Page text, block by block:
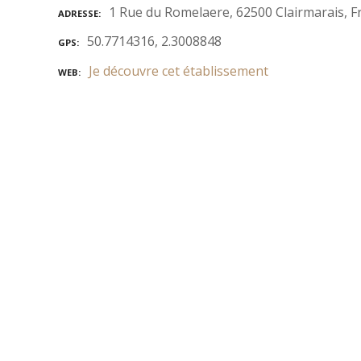
ADRESSE 1 Rue du Romelaere, 62500 Clairmarais,
GPS 50.7714316, 2.3008848
WEB Je découvre cet établissement